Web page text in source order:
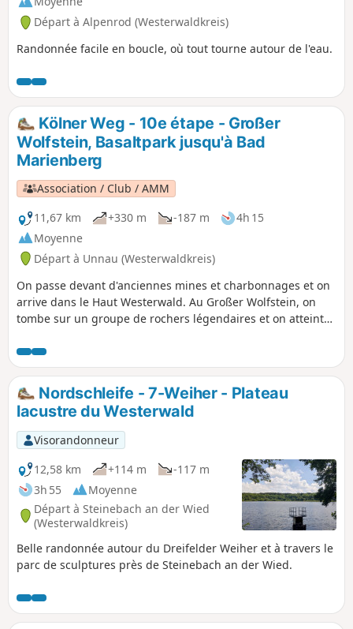
Départ à Alpenrod (Westerwaldkreis)
Randonnée facile en boucle, où tout tourne autour de l'eau.
Kölner Weg - 10e étape - Großer
Wolfstein, Basaltpark jusqu'à Bad
Marienberg
Association / Club / AMM
11,67 km
+330 m -187 m
4h 15
Moyenne
Départ à Unnau (Westerwaldkreis)
On passe devant d'anciennes mines et charbonnages et on
arrive dans le Haut Westerwald. Au Großer Wolfstein, on
tombe sur un groupe de rochers légendaires et on atteint
mètres d'altitude, sur la Marienberger Höhe. Plus tard, on
arrive au parc animalier de Marienberg et à la tour
Hedwigsturm, qui offre une vue magnifique. Peu après, on
arrive à un sentier géologique et, un peu plus loin, à
l'impressionnant parc de basalte.
Nordschleife - 7-Weiher - Plateau
lacustre du Westerwald
Visorandonneur
12,58 km
+114 m
-117 m
3h 55
Moyenne
Départ à Steinebach an der Wied
(Westerwaldkreis)
Belle randonnée autour du Dreifelder Weiher et à travers le
parc de sculptures près de Steinebach an der Wied.